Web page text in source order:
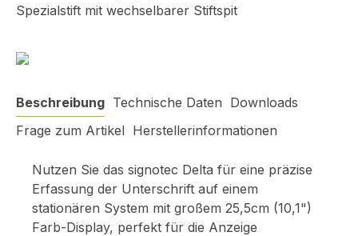
Spezialstift mit wechselbarer Stiftspit
Beschreibung Technische Daten Downloads
Frage zum Artikel Herstellerinformationen
Nutzen Sie das signotec Delta für eine präzise
Erfassung der Unterschrift auf einem
stationären System mit großem 25,5cm (10,1")
Farb-Display, perfekt für die Anzeige